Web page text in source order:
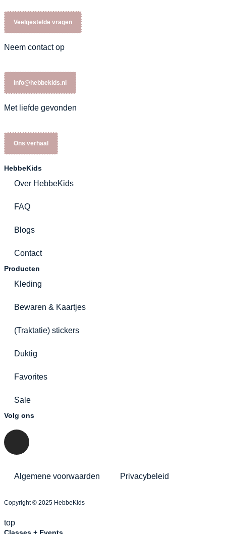
Veelgestelde vragen
Neem contact op
info@hebbekids.nl
Met liefde gevonden
Ons verhaal
Volg ons
Algemene voorwaarden Privacybeleid
Duktig
Favorites
Sale
Producten
Kleding
Bewaren & Kaartjes
(Traktatie) stickers
HebbeKids
Over HebbeKids
FAQ
Blogs
Contact
Copyright © 2025 HebbeKids
top